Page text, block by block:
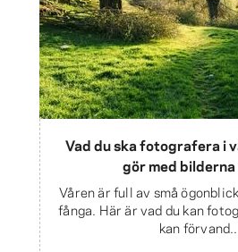
Vad du ska fotografera i
gör med
Våren är full av små
fånga. Här är vad du kan
kan